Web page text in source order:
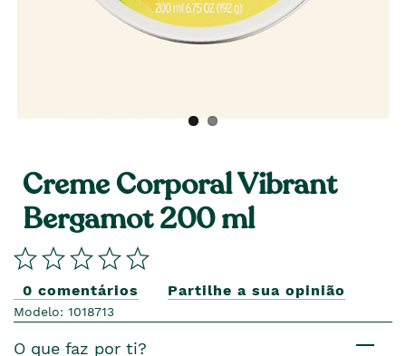
Creme Corporal Vibrant
Bergamot 200 ml
0 comentários Partilhe a sua opinião
Modelo: 1018713
O que faz por ti?